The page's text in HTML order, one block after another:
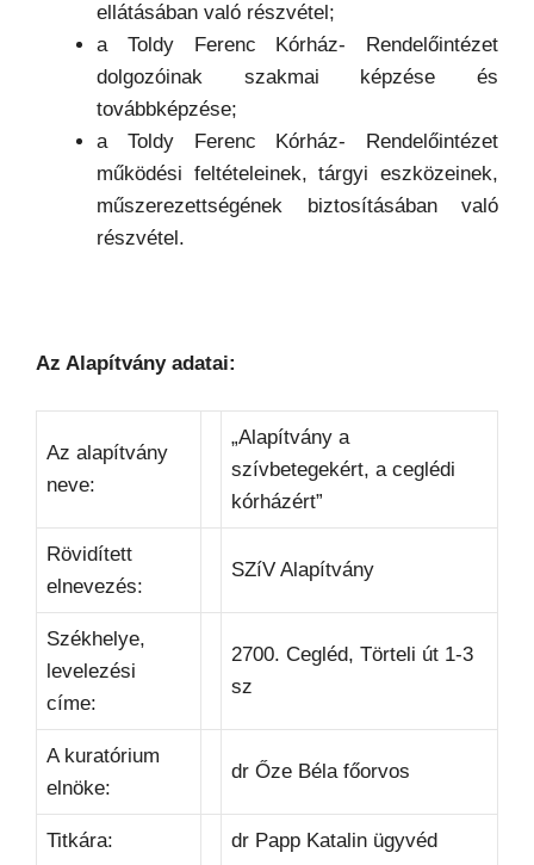
ellátásában való részvétel;
a Toldy Ferenc Kórház- Rendelőintézet
dolgozóinak szakmai képzése és
továbbképzése;
a Toldy Ferenc Kórház- Rendelőintézet
működési feltételeinek, tárgyi eszközeinek,
műszerezettségének biztosításában való
részvétel.
Az Alapítvány adatai:
Az alapítvány
neve:
„Alapítvány a
szívbetegekért, a ceglédi
kórházért”
Rövidített
elnevezés:
SZíV Alapítvány
Székhelye,
levelezési
címe:
2700. Cegléd, Törteli út 1-3
sz
A kuratórium
elnöke:
dr Őze Béla főorvos
Titkára: dr Papp Katalin ügyvéd